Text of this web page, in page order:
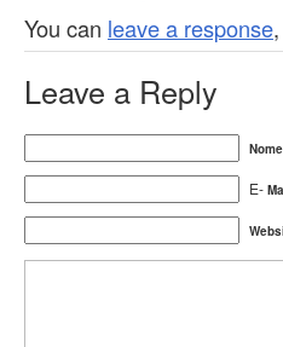
You can leave a response
Leave a Reply
E-